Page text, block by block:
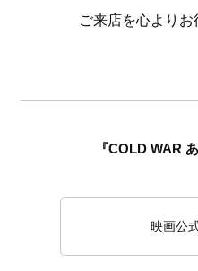
ご来店を心よりお
『COLD WAR
映画公